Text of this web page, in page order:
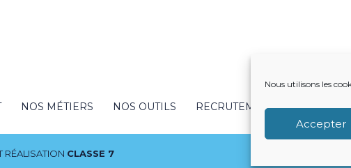
Nous utilisons les
Accepter
NOS MÉTIERS NOS OUTILS RECRUTEMENT NOTRE
RÉALISATION CLASSE 7